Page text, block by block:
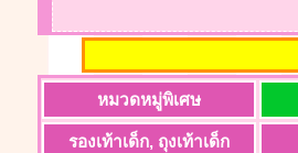
หมวดหมู่พิเศษ
รองเท้าเด็ก, ถุงเท้าเด็ก